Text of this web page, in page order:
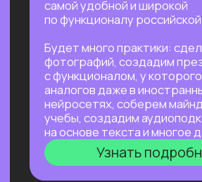
Нейросети для профессий вне IT—
инструменты для автоматизации, анализа
использования: от генерация текстов
и изображений до оптимизации рутинных
процессов.
Старт в нейросетях
Нейросети для разработки и IT
Нейросети для профессий вне IT